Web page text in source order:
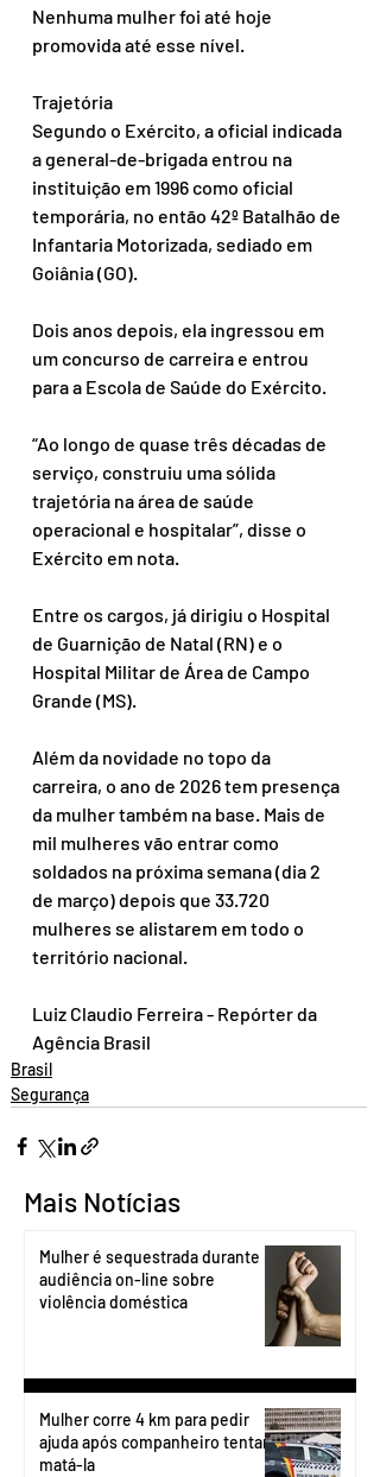
Nenhuma mulher foi até hoje
promovida até esse nível.
Trajetória
Segundo o Exército, a oficial indicada
a general-de-brigada entrou na
instituição em 1996 como oficial
temporária, no então 42º Batalhão de
Infantaria Motorizada, sediado em
Goiânia (GO).
Dois anos depois, ela ingressou em
um concurso de carreira e entrou
para a Escola de Saúde do Exército.
“Ao longo de quase três décadas de
serviço, construiu uma sólida
trajetória na área de saúde
operacional e hospitalar”, disse o
Exército em nota.
Entre os cargos, já dirigiu o Hospital
de Guarnição de Natal (RN) e o
Hospital Militar de Área de Campo
Grande (MS).
Além da novidade no topo da
carreira, o ano de 2026 tem presença
da mulher também na base. Mais de
mil mulheres vão entrar como
soldados na próxima semana (dia 2
de março) depois que 33.720
mulheres se alistarem em todo o
território nacional.
Luiz Claudio Ferreira - Repórter da
Agência Brasil
Brasil
Segurança
Mais Notícias
Mulher é sequestrada durante
audiência on-line sobre
violência doméstica
Mulher corre 4 km para pedir
ajuda após companheiro tentar
matá-la